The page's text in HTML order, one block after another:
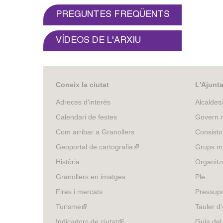
l
l
e
PREGUNTES FREQÜENTS
VÍDEOS DE L'ARXIU
Coneix la ciutat
Adreces d'interès
Calendari de festes
Com arribar a Granollers
Geoportal de cartografia(link
Història
Granollers en imatges
Fires i mercats
Turisme(link
is
Govern
Grups
Ple
Tauler